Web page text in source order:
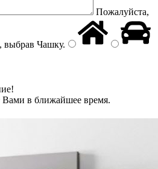
Пожалуйста,
выбрав Чашку.
в ближайшее время.